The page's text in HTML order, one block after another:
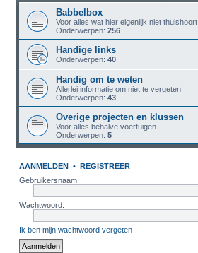
Babbelbox
Voor alles wat hier eigenlijk niet thuishoort
Onderwerpen: 256
Handige links
Onderwerpen: 40
Handig om te weten
Allerlei informatie om niet te vergeten!
Onderwerpen: 43
Overige projecten en klussen
Voor alles behalve voertuigen
Onderwerpen: 5
AANMELDEN• REGISTREER
Gebruikersnaam:
Wachtwoord:
Ik ben mijn wachtwoord vergeten